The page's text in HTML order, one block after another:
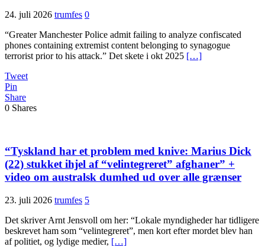
24. juli 2026 trumfes 0
“Greater Manchester Police admit failing to analyze confiscated
phones containing extremist content belonging to synagogue
terrorist prior to his attack.” Det skete i okt 2025 […]
Tweet
Pin
Share
0 Shares
“Tyskland har et problem med knive: Marius Dick
(22) stukket ihjel af “velintegreret” afghaner” +
video om australsk dumhed ud over alle grænser
23. juli 2026 trumfes 5
Det skriver Arnt Jensvoll om her: “Lokale myndigheder har tidligere
beskrevet ham som “velintegreret”, men kort efter mordet blev han
af politiet, og lydige medier, […]